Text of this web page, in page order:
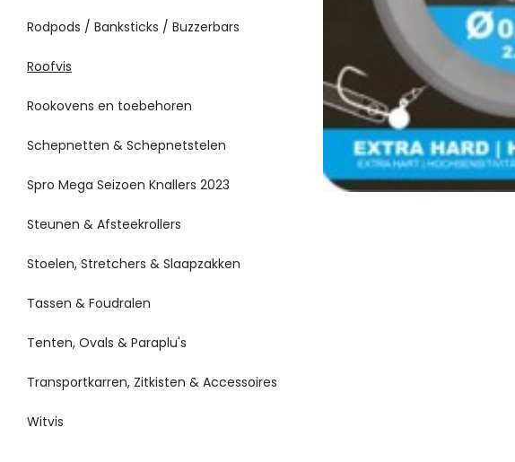
Rodpods / Banksticks / Buzzerbars
Roofvis
Rookovens en toebehoren
Schepnetten & Schepnetstelen
Spro Mega Seizoen Knallers 2023
Steunen & Afsteekrollers
Stoelen, Stretchers & Slaapzakken
Tassen & Foudralen
Tenten, Ovals & Paraplu's
Transportkarren, Zitkisten & Accessoires
Witvis